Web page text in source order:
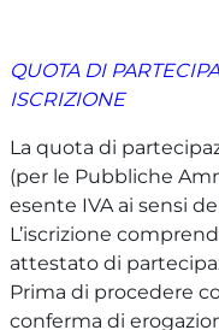
QUOTA DI
ISCRIZIONE
La quota di
(per le Pubbliche
esente IVA ai sensi
L’iscrizione
attestato di
Prima di procedere
conferma di